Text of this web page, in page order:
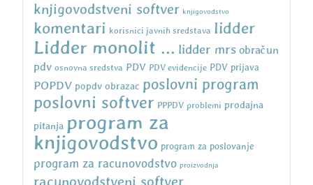
knjigovodstveni softver knjigovodstvo
komentari korisnici javnih sredstava lidder
Lidder monolit ... lidder mrs obračun
pdv osnovna sredstva PDV PDV evidencije PDV prijava
POPDV popdv obrazac poslovni program
poslovni softver PPPDV problemi prodajna
pitanja program za
knjigovodstvo program za poslovanje
program za racunovodstvo proizvodnja
racunovodstveni softver